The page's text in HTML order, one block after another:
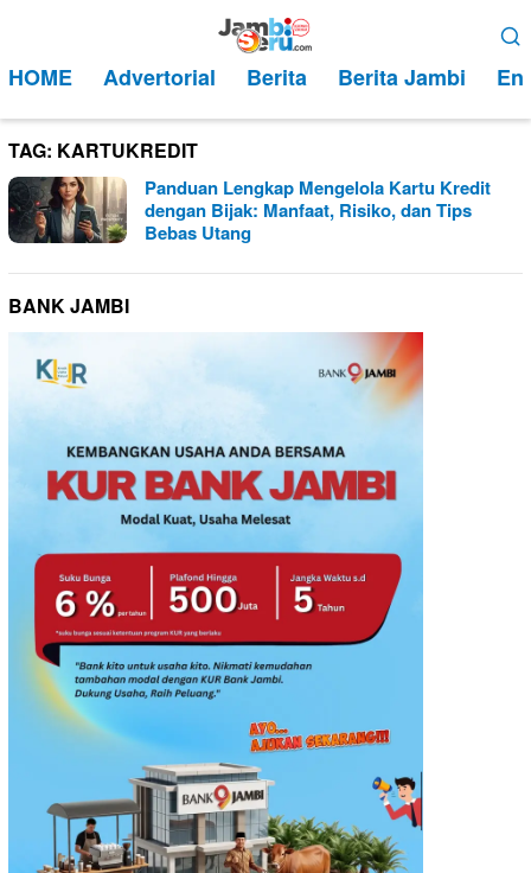
kontenMobile
HOME Advertorial Berita Berita Jambi
TAG: KARTUKREDIT
Panduan Lengkap Mengelola Kartu Kredit
dengan Bijak: Manfaat, Risiko, dan Tips
Bebas Utang
BANK JAMBI